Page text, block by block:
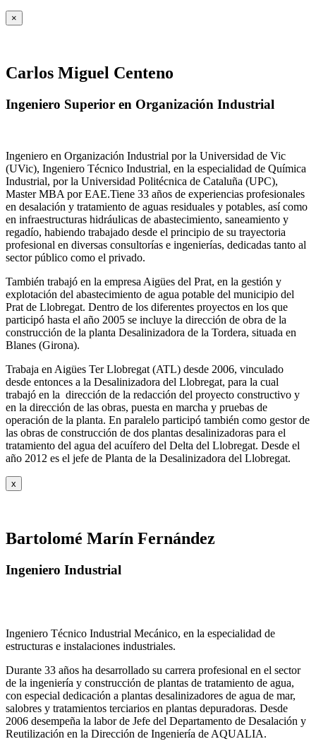
×
Carlos Miguel Centeno
Ingeniero Superior en Organización Industrial
Ingeniero en Organización Industrial por la Universidad de Vic
(UVic), Ingeniero Técnico Industrial, en la especialidad de Química
Industrial, por la Universidad Politécnica de Cataluña (UPC),
Master MBA por EAE.Tiene 33 años de experiencias profesionales
en desalación y tratamiento de aguas residuales y potables, así como
en infraestructuras hidráulicas de abastecimiento, saneamiento y
regadío, habiendo trabajado desde el principio de su trayectoria
profesional en diversas consultorías e ingenierías, dedicadas tanto al
sector público como el privado.
También trabajó en la empresa Aigües del Prat, en la gestión y
explotación del abastecimiento de agua potable del municipio del
Prat de Llobregat. Dentro de los diferentes proyectos en los que
participó hasta el año 2005 se incluye la dirección de obra de la
construcción de la planta Desalinizadora de la Tordera, situada en
Blanes (Girona).
Trabaja en Aigües Ter Llobregat (ATL) desde 2006, vinculado
desde entonces a la Desalinizadora del Llobregat, para la cual
trabajó en la dirección de la redacción del proyecto constructivo y
en la dirección de las obras, puesta en marcha y pruebas de
operación de la planta. En paralelo participó también como gestor de
las obras de construcción de dos plantas desalinizadoras para el
tratamiento del agua del acuífero del Delta del Llobregat. Desde el
año 2012 es el jefe de Planta de la Desalinizadora del Llobregat.
x
Bartolomé Marín Fernández
Ingeniero Industrial
Ingeniero Técnico Industrial Mecánico, en la especialidad de
estructuras e instalaciones industriales.
Durante 33 años ha desarrollado su carrera profesional en el sector
de la ingeniería y construcción de plantas de tratamiento de agua,
con especial dedicación a plantas desalinizadores de agua de mar,
salobres y tratamientos terciarios en plantas depuradoras. Desde
2006 desempeña la labor de Jefe del Departamento de Desalación y
Reutilización en la Dirección de Ingeniería de AQUALIA.